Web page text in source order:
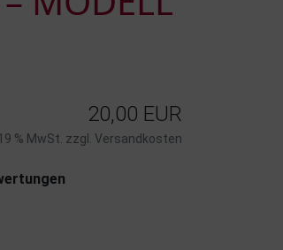
20,00 EUR
% MwSt. zzgl. Versandkosten